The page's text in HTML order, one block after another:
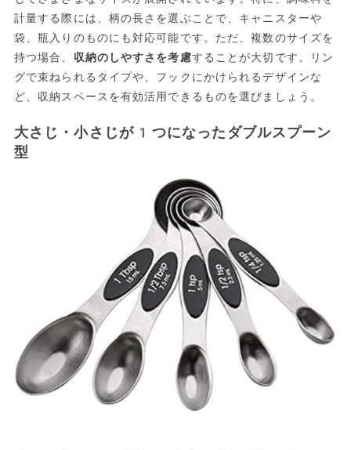
計量する際には、柄の長さを選ぶことで、キャニスターや
袋、瓶入りのものにも対応可能です。ただ、複数のサイズを
持つ場合、 収納のしやすさを考慮することが大切です。リン
グで束ねられるタイプや、フックにかけられるデザインな
ど、収納スペースを有効活用できるものを選びましょう。
大さじ・小さじが1つになったダブルスプーン
型